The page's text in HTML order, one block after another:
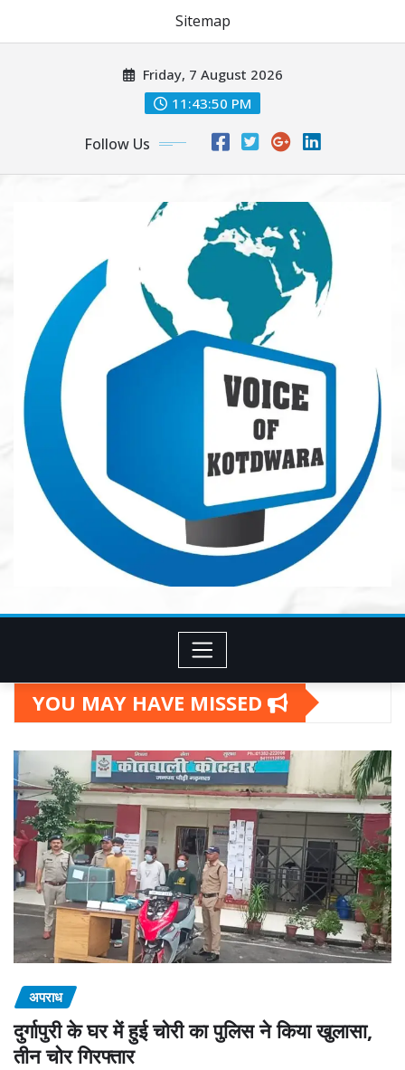
Sitemap
Friday, 7 August 2026
11:43:51 PM
Follow Us
YOU MAY HAVE MISSED
अपराध
दुर्गापुरी के घर में हुई चोरी का पुलिस ने किया खुलासा,
तीन चोर गिरफ्तार